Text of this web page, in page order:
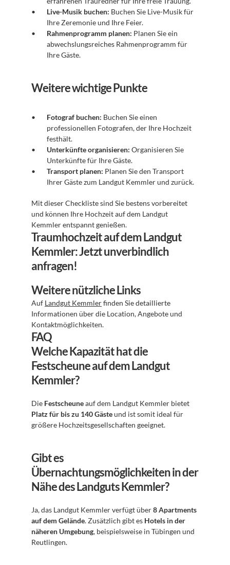
Live-Musik buchen: Buchen Sie Live-Musik für
Ihre Zeremonie und Ihre Feier.
Rahmenprogramm planen: Planen Sie ein
abwechslungsreiches Rahmenprogramm für
Ihre Gäste.
Weitere wichtige Punkte
Fotograf buchen: Buchen Sie einen
professionellen Fotografen, der Ihre Hochzeit
festhält.
Unterkünfte organisieren: Organisieren Sie
Unterkünfte für Ihre Gäste.
Transport planen: Planen Sie den Transport
Ihrer Gäste zum Landgut Kemmler und zurück.
Mit dieser Checkliste sind Sie bestens vorbereitet
und können Ihre Hochzeit auf dem Landgut
Kemmler entspannt genießen.
Traumhochzeit auf dem Landgut
Kemmler: Jetzt unverbindlich
anfragen!
Weitere nützliche Links
Auf Landgut Kemmler finden Sie detaillierte
Informationen über die Location, Angebote und
Kontaktmöglichkeiten.
FAQ
Welche Kapazität hat die
Festscheune auf dem Landgut
Kemmler?
Die Festscheune
Platz für bis zu 140 Gäste und ist somit ideal für
größere Hochzeitsgesellschaften geeignet.
Gibt es
Übernachtungsmöglichkeiten in der
Nähe des Landguts Kemmler?
Ja, das Landgut Kemmler verfügt über 8 Apartments
auf dem Gelände. Zusätzlich gibt es Hotels in der
näheren Umgebung, beispielsweise in Tübingen und
Reutlingen.